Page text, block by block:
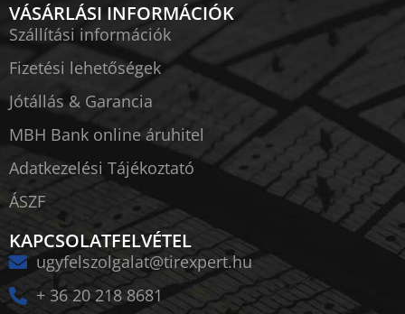
VÁSÁRLÁSI INFORMÁCIÓK
Szállítási információk
Fizetési lehetőségek
Jótállás & Garancia
MBH Bank online áruhitel
Adatkezelési Tájékoztató
ÁSZF
KAPCSOLATFELVÉTEL
ugyfelszolgalat@tirexpert.hu
+ 36 20 218 8681